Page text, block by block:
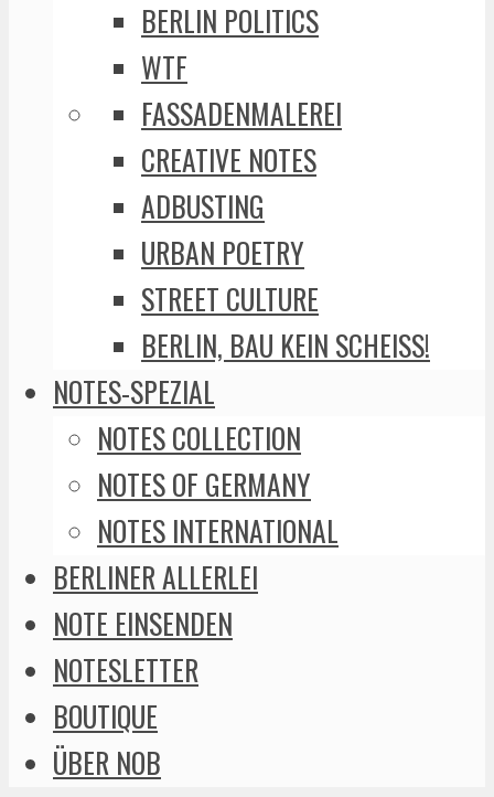
BERLIN POLITICS
WTF
FASSADENMALEREI
CREATIVE NOTES
ADBUSTING
URBAN POETRY
STREET CULTURE
BERLIN, BAU KEIN SCHEISS!
NOTES-SPEZIAL
NOTES COLLECTION
NOTES OF GERMANY
NOTES INTERNATIONAL
BERLINER ALLERLEI
NOTE EINSENDEN
NOTESLETTER
BOUTIQUE
ÜBER NOB